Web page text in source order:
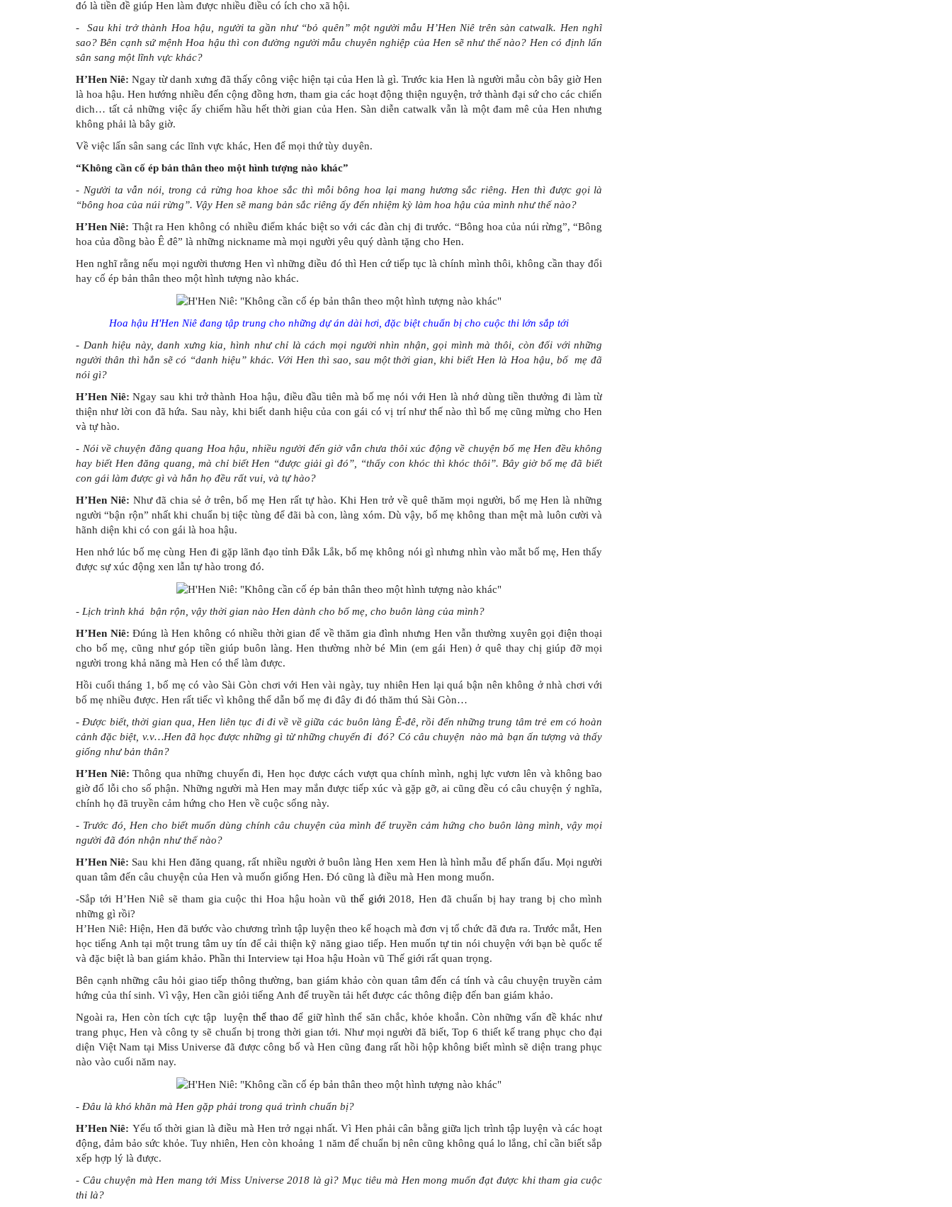
đó là tiền đề giúp Hen làm được nhiều điều có ích cho xã hội.
- Sau khi trở thành Hoa hậu, người ta gần như “bỏ quên” một người mẫu H’Hen Niê trên sàn catwalk. Hen nghĩ
sao? Bên cạnh sứ mệnh Hoa hậu thì con đường người mẫu chuyên nghiệp của Hen sẽ như thế nào? Hen có định lấn
sân sang một lĩnh vực khác?
H’Hen Niê: Ngay từ danh xưng đã thấy công việc hiện tại của Hen là gì. Trước kia Hen là người mẫu còn bây giờ Hen
là hoa hậu. Hen hướng nhiều đến cộng đồng hơn, tham gia các hoạt động thiện nguyện, trở thành đại sứ cho các chiến
dich… tất cả những việc ấy chiếm hầu hết thời gian của Hen. Sàn diễn catwalk vẫn là một đam mê của Hen nhưng
không phải là bây giờ.
Về việc lấn sân sang các lĩnh vực khác, Hen để mọi thứ tùy duyên.
“Không cần cố ép bản thân theo một hình tượng nào khác”
- Người ta vẫn nói, trong cả rừng hoa khoe sắc thì mỗi bông hoa lại mang hương sắc riêng. Hen thì được gọi là
“bông hoa của núi rừng”. Vậy Hen sẽ mang bản sắc riêng ấy đến nhiệm kỳ làm hoa hậu của mình như thế nào?
H’Hen Niê: Thật ra Hen không có nhiều điểm khác biệt so với các đàn chị đi trước. “Bông hoa của núi rừng”, “Bông
hoa của đồng bào Ê đê” là những nickname mà mọi người yêu quý dành tặng cho Hen.
Hen nghĩ rằng nếu mọi người thương Hen vì những điều đó thì Hen cứ tiếp tục là chính mình thôi, không cần thay đổi
hay cố ép bản thân theo một hình tượng nào khác.
Hoa hậu H'Hen Niê đang tập trung cho những dự án dài hơi, đặc biệt chuẩn bị cho cuộc thi lớn sắp tới
- Danh hiệu này, danh xưng kia, hình như chỉ là cách mọi người nhìn nhận, gọi mình mà thôi, còn đối với những
người thân thì hẳn sẽ có “danh hiệu” khác. Với Hen thì sao, sau một thời gian, khi biết Hen là Hoa hậu, bố mẹ đã
nói gì?
H’Hen Niê: Ngay sau khi trở thành Hoa hậu, điều đầu tiên mà bố mẹ nói với Hen là nhớ dùng tiền thưởng đi làm từ
thiện như lời con đã hứa. Sau này, khi biết danh hiệu của con gái có vị trí như thế nào thì bố mẹ cũng mừng cho Hen
và tự hào.
- Nói về chuyện đăng quang Hoa hậu, nhiều người đến giờ vẫn chưa thôi xúc động về chuyện bố mẹ Hen đều không
hay biết Hen đăng quang, mà chỉ biết Hen “được giải gì đó”, “thấy con khóc thì khóc thôi”. Bây giờ bố mẹ đã biết
con gái làm được gì và hẳn họ đều rất vui, và tự hào?
H’Hen Niê: Như đã chia sẻ ở trên, bố mẹ Hen rất tự hào. Khi Hen trở về quê thăm mọi người, bố mẹ Hen là những
người “bận rộn” nhất khi chuẩn bị tiệc tùng để đãi bà con, làng xóm. Dù vậy, bố mẹ không than mệt mà luôn cười và
hãnh diện khi có con gái là hoa hậu.
Hen nhớ lúc bố mẹ cùng Hen đi gặp lãnh đạo tỉnh Đắk Lắk, bố mẹ không nói gì nhưng nhìn vào mắt bố mẹ, Hen thấy
được sự xúc động xen lẫn tự hào trong đó.
- Lịch trình khá bận rộn, vậy thời gian nào Hen dành cho bố mẹ, cho buôn làng của mình?
H’Hen Niê: Đúng là Hen không có nhiều thời gian để về thăm gia đình nhưng Hen vẫn thường xuyên gọi điện thoại
cho bố mẹ, cũng như góp tiền giúp buôn làng. Hen thường nhờ bé Min (em gái Hen) ở quê thay chị giúp đỡ mọi
người trong khả năng mà Hen có thể làm được.
Hồi cuối tháng 1, bố mẹ có vào Sài Gòn chơi với Hen vài ngày, tuy nhiên Hen lại quá bận nên không ở nhà chơi với
bố mẹ nhiều được. Hen rất tiếc vì không thể dẫn bố mẹ đi đây đi đó thăm thú Sài Gòn…
- Được biết, thời gian qua, Hen liên tục đi đi về về giữa các buôn làng Ê-đê, rồi đến những trung tâm trẻ em có hoàn
cảnh đặc biệt, v.v…Hen đã học được những gì từ những chuyến đi đó? Có câu chuyện nào mà bạn ấn tượng và thấy
giống như bản thân?
H’Hen Niê:Thông qua những chuyến đi, Hen học được cách vượt qua chính mình, nghị lực vươn lên và không bao
giờ đổ lỗi cho số phận. Những người mà Hen may mắn được tiếp xúc và gặp gỡ, ai cũng đều có câu chuyện ý nghĩa,
chính họ đã truyền cảm hứng cho Hen về cuộc sống này.
- Trước đó, Hen cho biết muốn dùng chính câu chuyện của mình để truyền cảm hứng cho buôn làng mình, vậy mọi
người đã đón nhận như thế nào?
H’Hen Niê: Sau khi Hen đăng quang, rất nhiều người ở buôn làng Hen xem Hen là hình mẫu để phấn đấu. Mọi người
quan tâm đến câu chuyện của Hen và muốn giống Hen. Đó cũng là điều mà Hen mong muốn.
-Sắp tới H’Hen Niê sẽ tham gia cuộc thi Hoa hậu hoàn vũ thế giới2018, Hen đã chuẩn bị hay trang bị cho mình
những gì rồi?
H’Hen Niê: Hiện, Hen đã bước vào chương trình tập luyện theo kế hoạch mà đơn vị tổ chức đã đưa ra. Trước mắt, Hen
học tiếng Anh tại một trung tâm uy tín để cải thiện kỹ năng giao tiếp. Hen muốn tự tin nói chuyện với bạn bè quốc tế
và đặc biệt là ban giám khảo. Phần thi Interview tại Hoa hậu Hoàn vũ Thế giới rất quan trọng.
Bên cạnh những câu hỏi giao tiếp thông thường, ban giám khảo còn quan tâm đến cá tính và câu chuyện truyền cảm
hứng của thí sinh. Vì vậy, Hen cần giỏi tiếng Anh để truyền tải hết được các thông điệp đến ban giám khảo.
Ngoài ra, Hen còn tích cực tập luyện thể thao để giữ hình thể săn chắc, khỏe khoắn. Còn những vấn đề khác như
trang phục, Hen và công ty sẽ chuẩn bị trong thời gian tới. Như mọi người đã biết, Top 6 thiết kế trang phục cho đại
diện Việt Nam tại Miss Universe đã được công bố và Hen cũng đang rất hồi hộp không biết mình sẽ diện trang phục
nào vào cuối năm nay.
- Đâu là khó khăn mà Hen gặp phải trong quá trình chuẩn bị?
H’Hen Niê: Yếu tố thời gian là điều mà Hen trở ngại nhất. Vì Hen phải cân bằng giữa lịch trình tập luyện và các hoạt
động, đảm bảo sức khỏe. Tuy nhiên, Hen còn khoảng 1 năm để chuẩn bị nên cũng không quá lo lắng, chỉ cần biết sắp
xếp hợp lý là được.
- Câu chuyện mà Hen mang tới Miss Universe 2018 là gì? Mục tiêu mà Hen mong muốn đạt được khi tham gia cuộc
thi là?